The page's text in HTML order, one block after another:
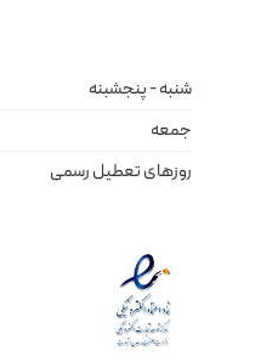
شنبه - پنجشبنه
جمعه
روزهای تعطیل رسمی